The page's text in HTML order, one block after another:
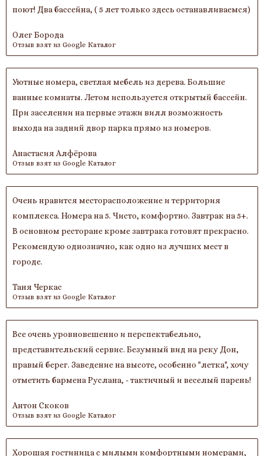
поют! Два бассейна, ( 5 лет только здесь останавливаемся)
Олег Борода
Отзыв взят из Google Каталог
Уютные номера, светлая мебель из дерева. Большие
ванные комнаты. Летом используется открытый бассейн.
При заселении на первые этажи вилл возможность
выхода на задний двор парка прямо из номеров.
Анастасия Алфёрова
Отзыв взят из Google Каталог
Очень нравится месторасположение и территория
комплекса. Номера на 5. Чисто, комфортно. Завтрак на 5+.
В основном ресторане кроме завтрака готовят прекрасно.
Рекомендую однозначно, как одно из лучших мест в
городе.
Таня Черкас
Отзыв взят из Google Каталог
Все очень уровновешенно и перспектабельно,
представительский сервис. Безумный вид на реку Дон,
правый берег. Заведение на высоте, особенно "летка", хочу
отметить бармена Руслана, - тактичный и веселый парень!
Антон Скоков
Отзыв взят из Google Каталог
Хорошая гостиница с милыми комфортными номерами,